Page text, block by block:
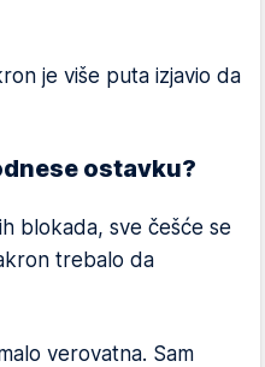
je više puta izjavio da
ostavku?
blokada, sve češće se
trebalo da
verovatna. Sam